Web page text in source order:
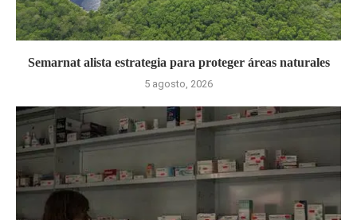
Semarnat alista estrategia para proteger áreas naturales
5 agosto, 2026